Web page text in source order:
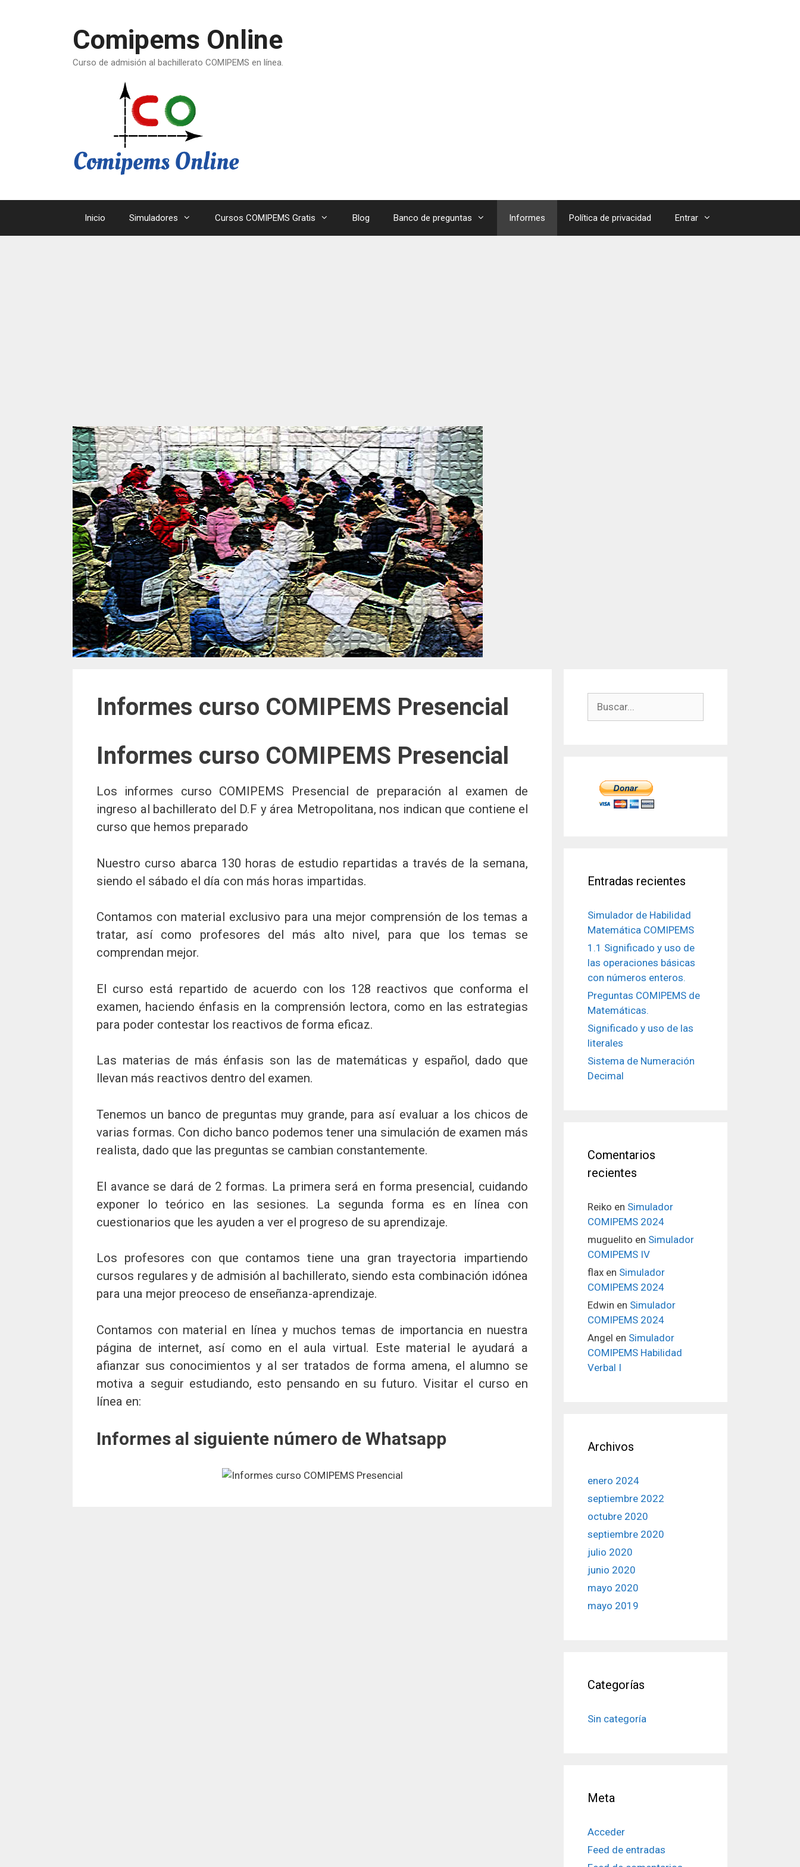
Comipems Online
Curso de admisión al bachillerato COMIPEMS en línea.
Inicio Simuladores Cursos COMIPEMS Gratis Blog Banco de preguntas Informes Política de privacidad Entrar
Informes curso COMIPEMS Presencial
Informes curso COMIPEMS Presencial
Los informes curso COMIPEMS Presencial de preparación al examen de
ingreso al bachillerato del D.F y área Metropolitana, nos indican que contiene el
curso que hemos preparado
Nuestro curso abarca 130 horas de estudio repartidas a través de la semana,
siendo el sábado el día con más horas impartidas.
Contamos con material exclusivo para una mejor comprensión de los temas a
tratar, así como profesores del más alto nivel, para que los temas se
comprendan mejor.
El curso está repartido de acuerdo con los 128 reactivos que conforma el
examen, haciendo énfasis en la comprensión lectora, como en las estrategias
para poder contestar los reactivos de forma eficaz.
Las materias de más énfasis son las de matemáticas y español, dado que
llevan más reactivos dentro del examen.
Tenemos un banco de preguntas muy grande, para así evaluar a los chicos de
varias formas. Con dicho banco podemos tener una simulación de examen más
realista, dado que las preguntas se cambian constantemente.
El avance se dará de 2 formas. La primera será en forma presencial, cuidando
exponer lo teórico en las sesiones. La segunda forma es en línea con
cuestionarios que les ayuden a ver el progreso de su aprendizaje.
Los profesores con que contamos tiene una gran trayectoria impartiendo
cursos regulares y de admisión al bachillerato, siendo esta combinación idónea
para una mejor preoceso de enseñanza-aprendizaje.
Contamos con material en línea y muchos temas de importancia en nuestra
página de internet, así como en el aula virtual. Este material le ayudará a
afianzar sus conocimientos y al ser tratados de forma amena, el alumno se
motiva a seguir estudiando, esto pensando en su futuro. Visitar el curso en
línea en:
Informes al siguiente número de Whatsapp
Entradas recientes
Simulador de Habilidad
Matemática COMIPEMS
1.1 Significado y uso de
las operaciones básicas
con números enteros.
Preguntas COMIPEMS de
Matemáticas.
Significado y uso de las
literales
Sistema de Numeración
Decimal
Comentarios
recientes
Reiko en Simulador
COMIPEMS 2024
muguelito en Simulador
COMIPEMS IV
flax en Simulador
COMIPEMS 2024
Edwin en Simulador
COMIPEMS 2024
Angel en Simulador
COMIPEMS Habilidad
Verbal I
Archivos
enero 2024
septiembre 2022
octubre 2020
septiembre 2020
julio 2020
junio 2020
mayo 2020
mayo 2019
Categorías
Sin categoría
Meta
Acceder
Feed de entradas